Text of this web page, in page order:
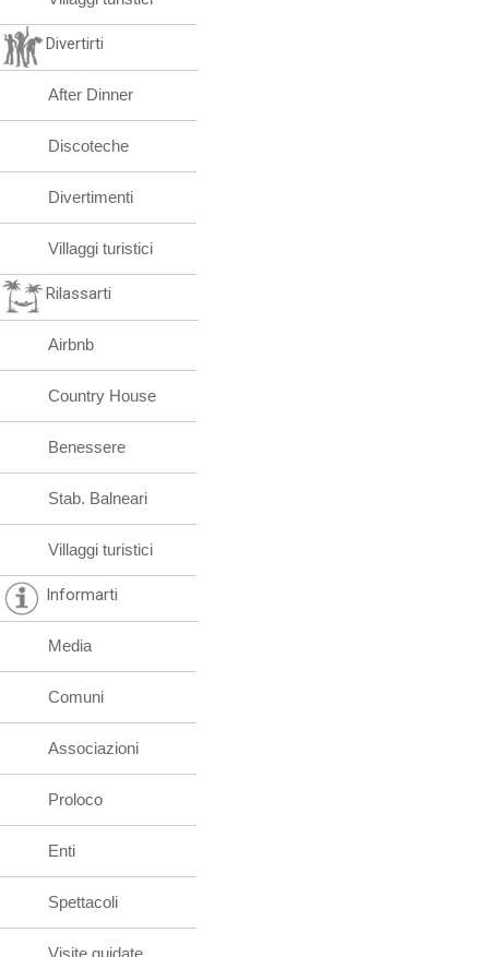
Divertirti
After Dinner
Discoteche
Divertimenti
Villaggi turistici
Rilassarti
Airbnb
Country House
Benessere
Stab. Balneari
Villaggi turistici
Informarti
Media
Comuni
Associazioni
Proloco
Enti
Spettacoli
Visite guidate